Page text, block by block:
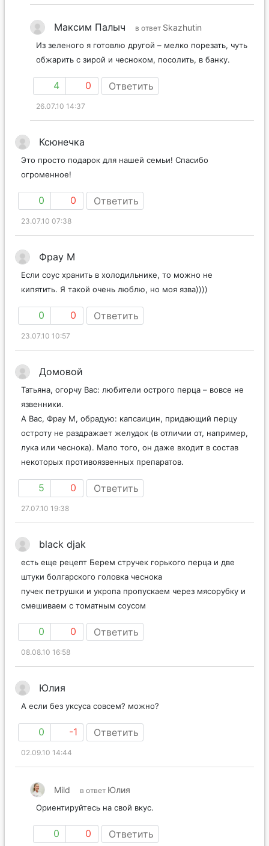
Максим Палыч в ответ Skazhutin
Из зеленого я готовлю другой – мелко порезать, чуть
обжарить с зирой и чесноком, посолить, в банку.
4 0 Ответить
26.07.10 14:37
Ксюнечка
Это просто подарок для нашей семьи! Спасибо
огроменное!
0 0 Ответить
23.07.10 07:38
Фрау М
Если соус хранить в холодильнике, то можно не
кипятить. Я такой очень люблю, но моя язва))))
0 0 Ответить
23.07.10 10:57
Домовой
Татьяна, огорчу Вас: любители острого перца – вовсе не
язвенники.
А Вас, Фрау М, обрадую: капсаицин, придающий перцу
остроту не раздражает желудок (в отличии от, например,
лука или чеснока). Мало того, он даже входит в состав
некоторых противоязвенных препаратов.
5 0 Ответить
27.07.10 19:38
black djak
есть еще рецепт Берем стручек горького перца и две
штуки болгарского головка чеснока
пучек петрушки и укропа пропускаем через мясорубку и
смешиваем с томатным соусом
0 0 Ответить
08.08.10 16:58
Юлия
А если без уксуса совсем? можно?
0 -1 Ответить
02.09.10 14:44
Mild в ответ Юлия
Ориентируйтесь на свой вкус.
0 0 Ответить